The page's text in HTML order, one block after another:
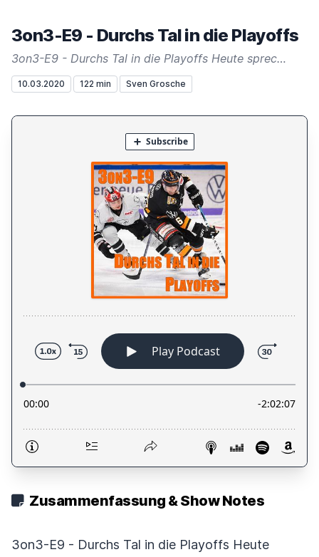
3on3-E9 - Durchs Tal in die Playoffs
3on3-E9 - Durchs Tal in die Playoffs Heute sprec…
10.03.2020 122 min Sven Grosche
Zusammenfassung & Show Notes
3on3-E9 - Durchs Tal in die Playoffs Heute